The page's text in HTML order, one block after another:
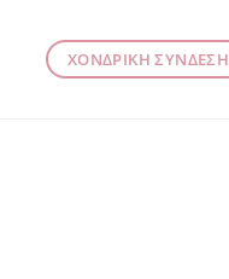
ΧΟΝΔΡΙΚΗ ΣΥΝΔΕΣΗ